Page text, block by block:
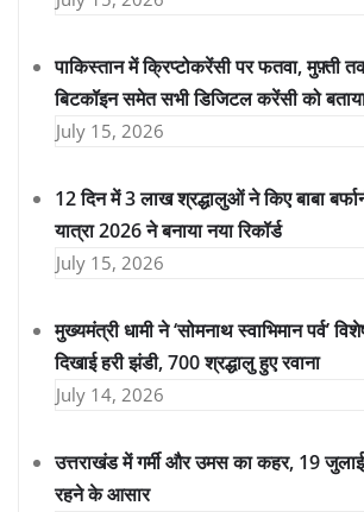
पाकिस्तान में क्रिप्टोकरेंसी पर फतवा, मुफ़्ती
बिटकॉइन समेत सभी डिजिटल करेंसी को
July 15, 2026
12 दिन में 3 लाख श्रद्धालुओं ने किए बाबा
यात्रा 2026 ने बनाया नया रिकॉर्ड
July 15, 2026
मुख्यमंत्री धामी ने ‘सोमनाथ स्वाभिमान पर्व’
दिखाई हरी झंडी, 700 श्रद्धालु हुए रवाना
July 14, 2026
उत्तराखंड में गर्मी और उमस का कहर, 19
रहने के आसार